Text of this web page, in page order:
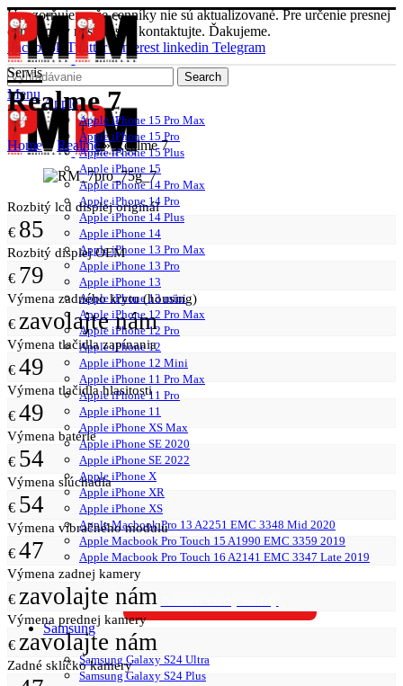
Upozorňujeme že cenníky nie sú aktualizované. Pre určenie presnej
ceny opráv nás prosím kontaktujte. Ďakujeme.
Facebook
Twitter Pinterest linkedin Telegram
Search
Menu
Servis
Apple
Apple iPhone 15 Pro Max
Apple iPhone 15 Pro
Apple iPhone 15 Plus
Apple iPhone 15
Apple iPhone 14 Pro Max
Apple iPhone 14 Pro
Apple iPhone 14 Plus
Apple iPhone 14
Apple iPhone 13 Pro Max
Apple iPhone 13 Pro
Apple iPhone 13
Apple iPhone 13 mini
Apple iPhone 12 Pro Max
Apple iPhone 12 Pro
Apple iPhone 12
Apple iPhone 12 Mini
Apple iPhone 11 Pro Max
Apple iPhone 11 Pro
Apple iPhone 11
Apple iPhone XS Max
Apple iPhone SE 2020
Apple iPhone SE 2022
Apple iPhone X
Apple iPhone XR
Apple iPhone XS
Apple Macbook Pro 13 A2251 EMC 3348 Mid 2020
Apple Macbook Pro Touch 15 A1990 EMC 3359 2019
Apple Macbook Pro Touch 16 A2141 EMC 3347 Late 2019
Samsung
Samsung Galaxy S24 Ultra
Samsung Galaxy S24 Plus
Realme 7
Home»Realme»Realme 7
Rozbitý lcd displej originál
€ 85
Rozbitý displej OEM
€ 79
Výmena zadného krytu (housing)
€ zavolajte nám
Výmena tlačidla zapínania
€ 49
Výmena tlačidla hlasitosti
€ 49
Výmena batérie
€ 54
Výmena slúchadla
€ 54
Výmena vibračného modulu
€ 47
Výmena zadnej kamery
€ zavolajte nám
Výmena prednej kamery
€ zavolajte nám
Zadné sklíčko kamery